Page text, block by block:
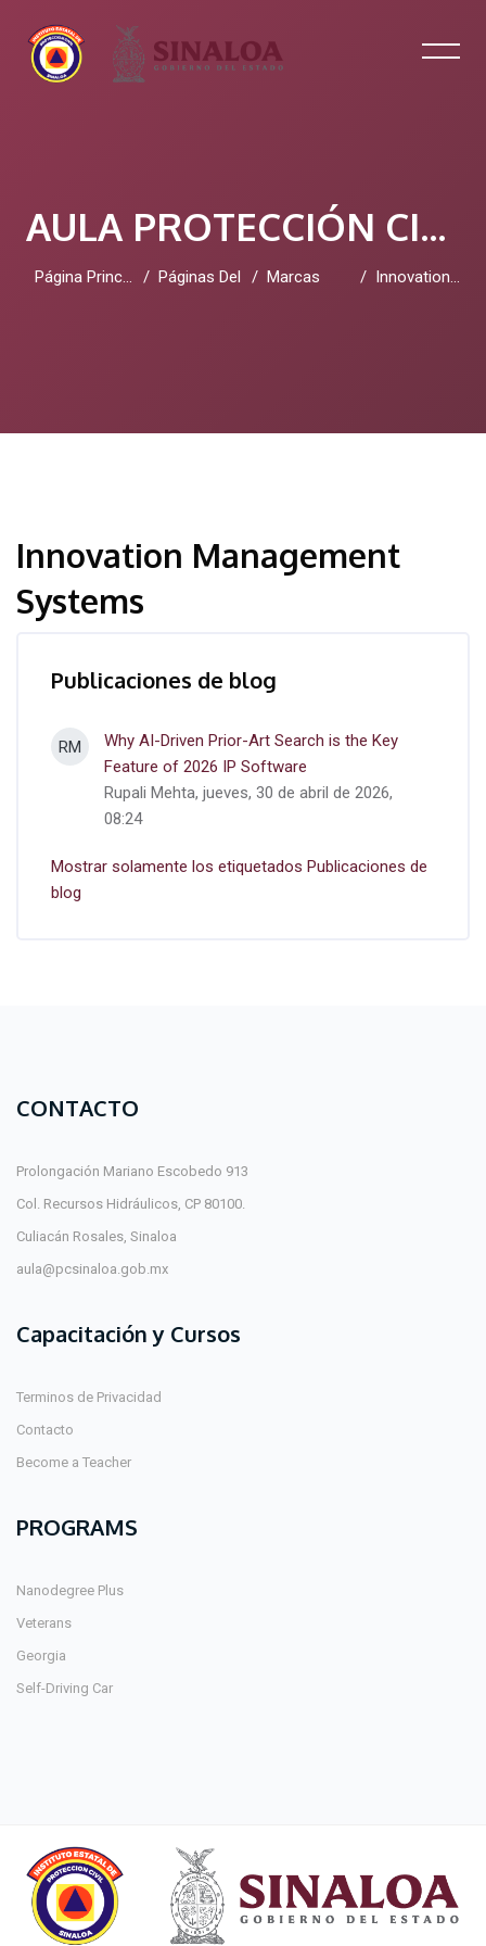
AULA PROTECCIÓN CIVIL SINALOA
Página Principal Páginas Del SitioMarcas Innovation Management Systems
Innovation Management
Systems
Publicaciones de blog
RM
Why AI-Driven Prior-Art Search is the Key
Feature of 2026 IP Software
Rupali Mehta, jueves, 30 de abril de 2026,
08:24
Mostrar solamente los etiquetados Publicaciones de
blog
CONTACTO
Prolongación Mariano Escobedo 913
Col. Recursos Hidráulicos, CP 80100.
Culiacán Rosales, Sinaloa
aula@pcsinaloa.gob.mx
Capacitación y Cursos
Terminos de Privacidad
Contacto
Become a Teacher
PROGRAMS
Nanodegree Plus
Veterans
Georgia
Self-Driving Car